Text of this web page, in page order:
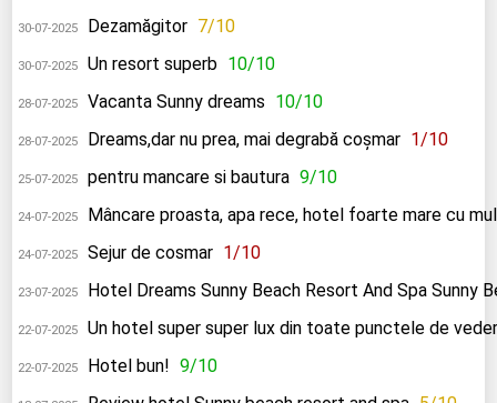
30-07-2025 Dezamăgitor 7/10
30-07-2025 Un resort superb 10/10
28-07-2025 Vacanta Sunny dreams 10/10
28-07-2025 Dreams,dar nu prea, mai degrabă coșmar 1/10
25-07-2025 pentru mancare si bautura 9/10
24-07-2025 Mâncare proasta, apa rece, hotel foarte mare cu
24-07-2025 Sejur de cosmar 1/10
23-07-2025 Hotel Dreams Sunny Beach Resort And Spa Sunny
22-07-2025 Un hotel super super lux din toate punctele de
22-07-2025 Hotel bun! 9/10